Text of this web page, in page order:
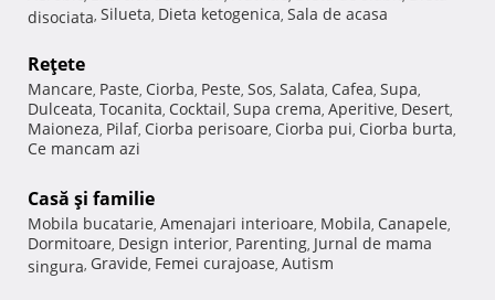
disociata, Silueta, Dieta ketogenica, Sala de acasa
Reţete
Mancare, Paste, Ciorba, Peste, Sos, Salata, Cafea, Supa,
Dulceata, Tocanita, Cocktail, Supa crema, Aperitive, Desert,
Maioneza, Pilaf, Ciorba perisoare, Ciorba pui, Ciorba burta,
Ce mancam azi
Casă şi familie
Mobila bucatarie, Amenajari interioare, Mobila, Canapele,
Dormitoare, Design interior, Parenting, Jurnal de mama
singura, Gravide, Femei curajoase, Autism